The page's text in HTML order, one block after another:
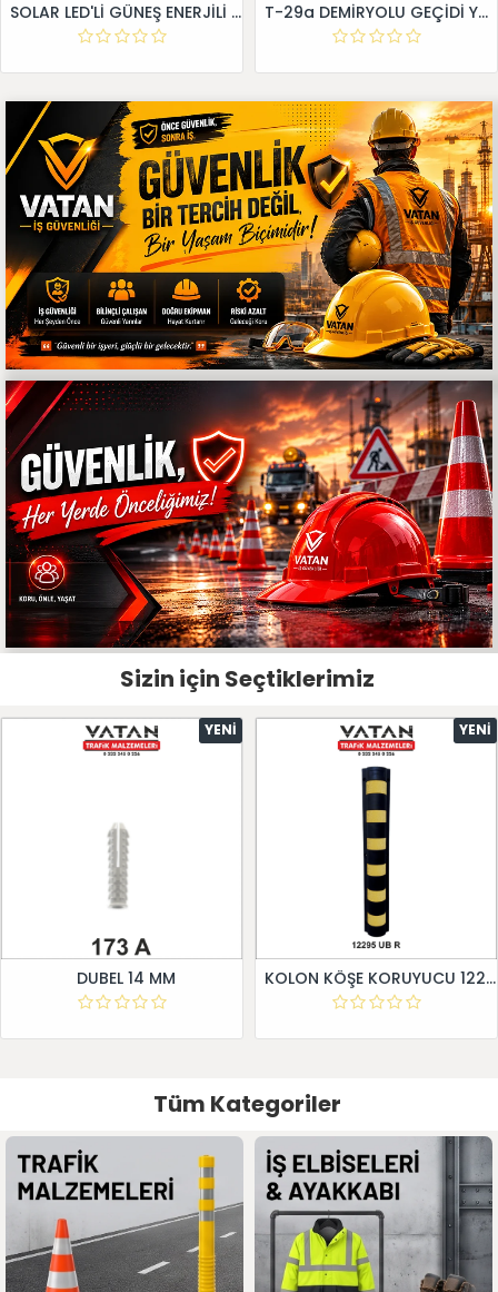
SOLAR LED'Lİ GÜNEŞ ENERJİLİ LEVHA T-29a DEMİRYOLU GEÇİDİ YAKLAŞIM LEVHALARI (Sağ)
Sizin için Seçtiklerimiz
YENI
DUBEL 14 MM
YENI
KOLON KÖŞE KORUYUCU 12295 UB R
Tüm Kategoriler